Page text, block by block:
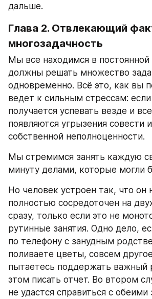
дальше.
Глава 2. Отвлекающий
многозадачность
Мы все находимся в
должны решать множество
одновременно. Всё это, как вы
ведет к сильным стрессам:
получается успевать везде и
появляются угрызения совести
собственной неполноценности.
Мы стремимся занять каждую
минуту делами, которые могли
Но человек устроен так, что
полностью сосредоточен на
сразу, только если это не
рутинные занятия. Одно дело,
по телефону с занудным
поливаете цветы, совсем
пытаетесь поддержать важный
этом писать отчет. Во втором
не удастся справиться с обеими